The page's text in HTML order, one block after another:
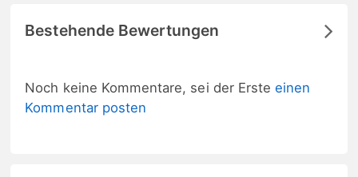
Bestehende Bewertungen
Noch keine Kommentare, sei der Ersteeinen
Kommentar posten